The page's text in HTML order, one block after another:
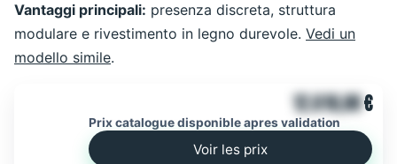
Vantaggi principali: presenza discreta, struttura
modulare e rivestimento in legno durevole. Vedi un
modello simile.
12.610,00€
Prix catalogue disponible apres validation
Voir les prix